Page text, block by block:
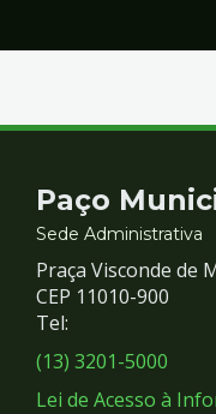
Contato
e
Redes
Sociais
Paço
Sede Administrativa
Praça Visconde de
CEP 11010-900
Tel:
(13) 3201-5000
Lei de Acesso à